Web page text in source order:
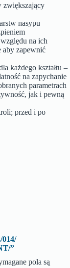
zwiększający
nasypu
na ich
aby zapewnić
każdego kształtu –
na zapychanie
parametrach
jak i pewną
przed i po
014/
”
pola są